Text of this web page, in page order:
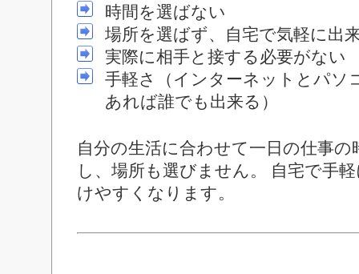
時間を選ばない
場所を選ばず、自宅で気軽に出
実際に相手と接する必要がない
手軽さ（インターネットとパソ
あれば誰でも出来る）
自分の生活に合わせて一日の仕事
し、場所も選びません。 自宅で手
けやすくなります。